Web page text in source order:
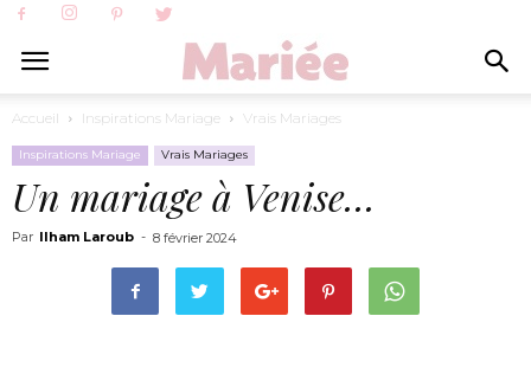
Accueil Inspirations Mariage Vrais Mariages
Inspirations Mariage Vrais Mariages
Un mariage à Venise…
Par Ilham Laroub - 8 février 2024